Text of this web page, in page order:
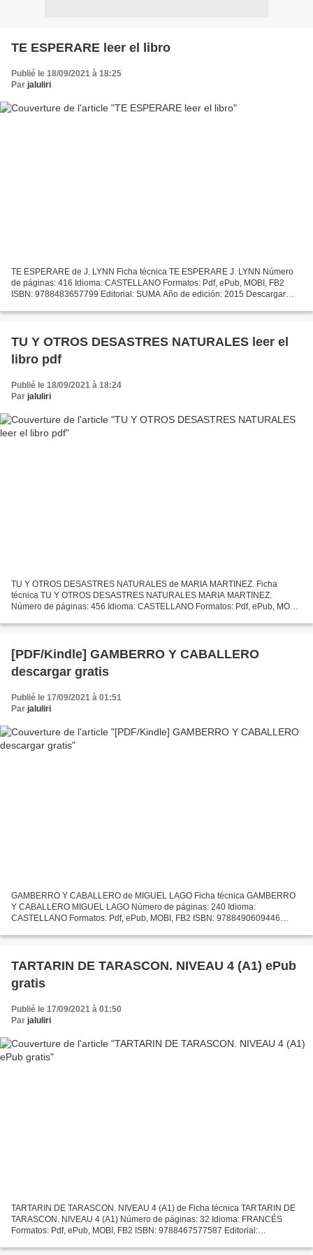
TE ESPERARE leer el libro
Publié le 18/09/2021 à 18:25
Par jaluliri
TE ESPERARE de J. LYNN Ficha técnica TE ESPERARE J. LYNN Número
de páginas: 416 Idioma: CASTELLANO Formatos: Pdf, ePub, MOBI, FB2
ISBN: 9788483657799 Editorial: SUMA Año de edición: 2015 Descargar
TU Y OTROS DESASTRES NATURALES leer el
libro pdf
Publié le 18/09/2021 à 18:24
Par jaluliri
TU Y OTROS DESASTRES NATURALES de MARIA MARTINEZ. Ficha
técnica TU Y OTROS DESASTRES NATURALES MARIA MARTINEZ.
Número de páginas: 456 Idioma: CASTELLANO Formatos: Pdf, ePub, MOBI,
Descargar...
[PDF/Kindle] GAMBERRO Y CABALLERO
descargar gratis
Publié le 17/09/2021 à 01:51
Par jaluliri
GAMBERRO Y CABALLERO de MIGUEL LAGO Ficha técnica GAMBERRO
Y CABALLERO MIGUEL LAGO Número de páginas: 240 Idioma:
CASTELLANO Formatos: Pdf, ePub, MOBI, FB2 ISBN: 9788490609446
eBook gratis...
TARTARIN DE TARASCON. NIVEAU 4 (A1) ePub
gratis
Publié le 17/09/2021 à 01:50
Par jaluliri
TARTARIN DE TARASCON. NIVEAU 4 (A1) de Ficha técnica TARTARIN DE
TARASCON. NIVEAU 4 (A1) Número de páginas: 32 Idioma: FRANCÉS
Formatos: Pdf, ePub, MOBI, FB2 ISBN: 9788467577587 Editorial: